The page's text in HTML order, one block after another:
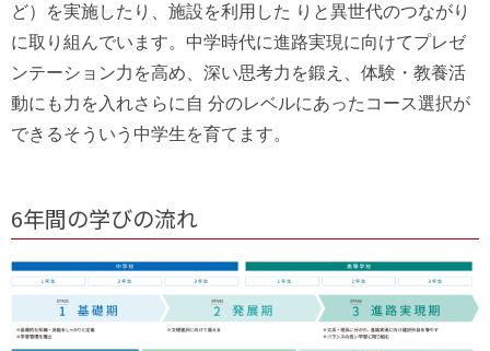
ど）を実施したり、施設を利用した りと異世代のつながり
に取り組んでいます。中学時代に進路実現に向けてプレゼ
ンテーション力を高め、深い思考力を鍛え、体験・教養活
動にも力を入れさらに自 分のレベルにあったコース選択が
できるそういう中学生を育てます。
6年間の学びの流れ